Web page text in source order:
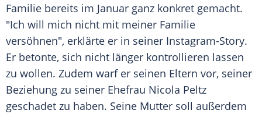
Familie bereits im Januar ganz konkret gemacht.
"Ich will mich nicht mit meiner Familie
versöhnen", erklärte er in seiner Instagram-Story.
Er betonte, sich nicht länger kontrollieren lassen
zu wollen. Zudem warf er seinen Eltern vor, seiner
Beziehung zu seiner Ehefrau Nicola Peltz
geschadet zu haben. Seine Mutter soll außerdem